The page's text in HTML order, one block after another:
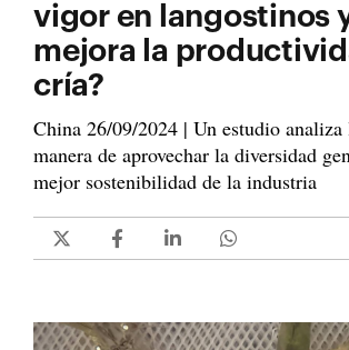
vigor en langostinos
mejora la
cría?
China 26/09/2024 | Un estudio
manera de aprovechar la diversidad
mejor sostenibilidad de la industria